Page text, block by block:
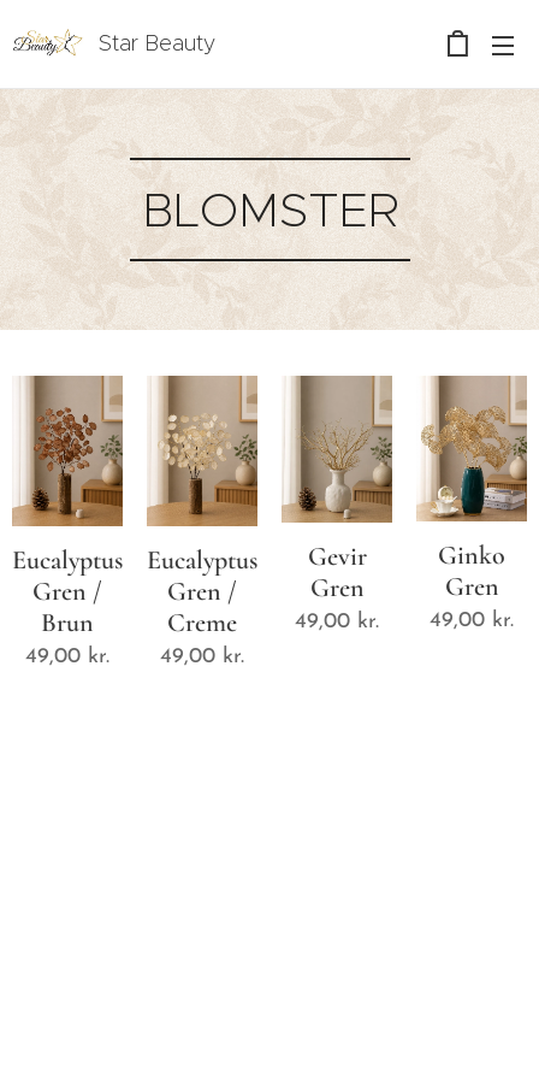
Star Beauty
BLOMSTER
Eucalyptus
Gren /
Brun
49,00 kr.
Eucalyptus
Gren /
Creme
49,00 kr.
Gevir
Gren
49,00 kr.
Ginko
Gren
49,00 kr.